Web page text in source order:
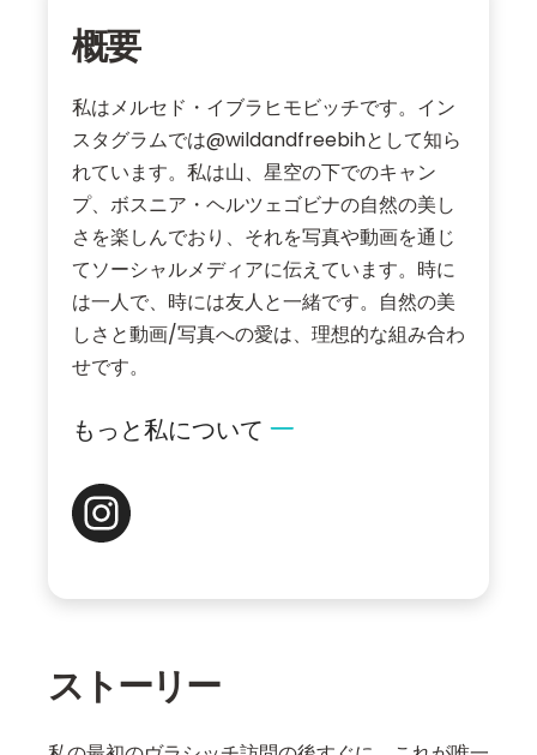
概要
私はメルセド・イブラヒモビッチです。イン
スタグラムでは@wildandfreebihとして知ら
れています。私は山、星空の下でのキャン
プ、ボスニア・ヘルツェゴビナの自然の美し
さを楽しんでおり、それを写真や動画を通じ
てソーシャルメディアに伝えています。時に
は一人で、時には友人と一緒です。自然の美
しさと動画/写真への愛は、理想的な組み合わ
せです。
もっと私について
ストーリー